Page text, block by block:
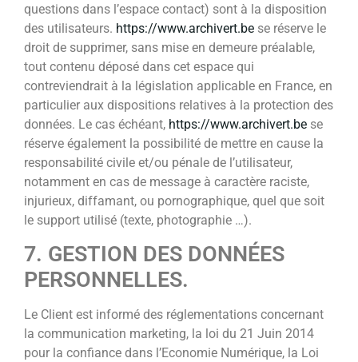
questions dans l’espace contact) sont à la disposition
des utilisateurs. https://www.archivert.be se réserve le
droit de supprimer, sans mise en demeure préalable,
tout contenu déposé dans cet espace qui
contreviendrait à la législation applicable en France, en
particulier aux dispositions relatives à la protection des
données. Le cas échéant, https://www.archivert.be se
réserve également la possibilité de mettre en cause la
responsabilité civile et/ou pénale de l’utilisateur,
notamment en cas de message à caractère raciste,
injurieux, diffamant, ou pornographique, quel que soit
le support utilisé (texte, photographie …).
7. GESTION DES DONNÉES
PERSONNELLES.
Le Client est informé des réglementations concernant
la communication marketing, la loi du 21 Juin 2014
pour la confiance dans l’Economie Numérique, la Loi